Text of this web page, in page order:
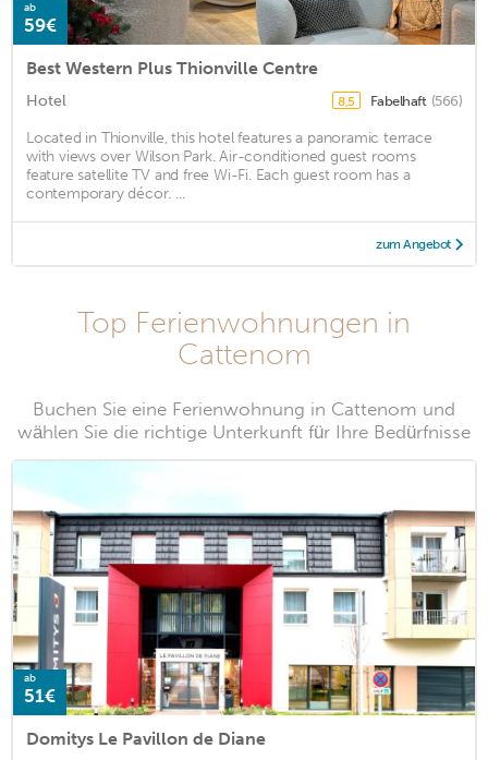
ab
59€
Best Western Plus Thionville Centre
Hotel 8,5 Fabelhaft (566)
Located in Thionville, this hotel features a panoramic terrace
with views over Wilson Park. Air-conditioned guest rooms
feature satellite TV and free Wi-Fi. Each guest room has a
contemporary décor. ...
zum Angebot
Top Ferienwohnungen in
Cattenom
Buchen Sie eine Ferienwohnung in Cattenom und
wählen Sie die richtige Unterkunft für Ihre Bedürfnisse
ab
51€
Domitys Le Pavillon de Diane